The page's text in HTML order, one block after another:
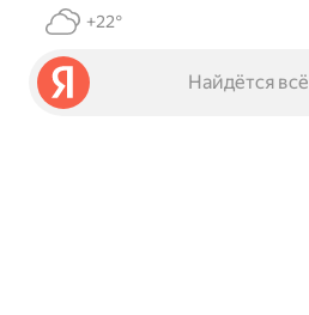
+22°
Найдётся всё